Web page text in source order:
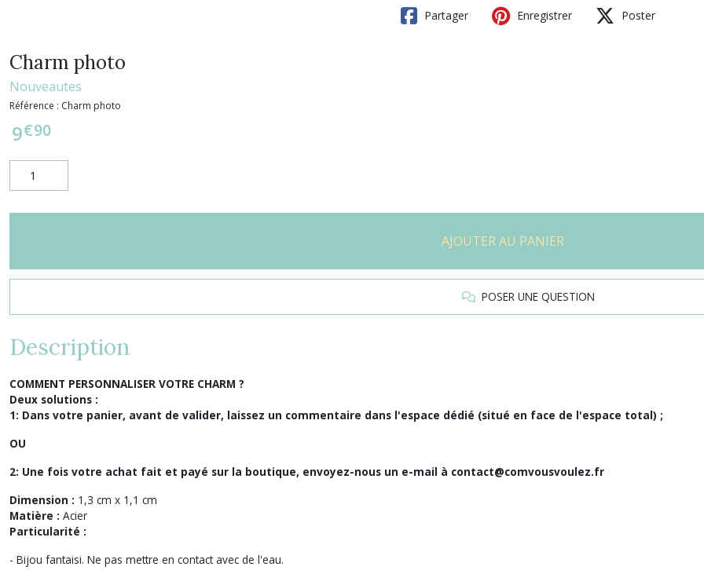
Partager Enregistrer Poster
Charm photo
Nouveautes
Référence : Charm photo
9€90
AJOUTER AU PANIER
POSER UNE QUESTION
Description
COMMENT PERSONNALISER VOTRE CHARM ?
Deux solutions :
1: Dans votre panier, avant de valider, laissez un commentaire dans l'espace dédié (situé en face de l'espace total) ;
OU
2: Une fois votre achat fait et payé sur la boutique, envoyez-nous un e-mail à contact@comvousvoulez.fr
Dimension : 1,3 cm x 1,1 cm
Matière : Acier
Particularité :
- Bijou fantaisi. Ne pas mettre en contact avec de l'eau.